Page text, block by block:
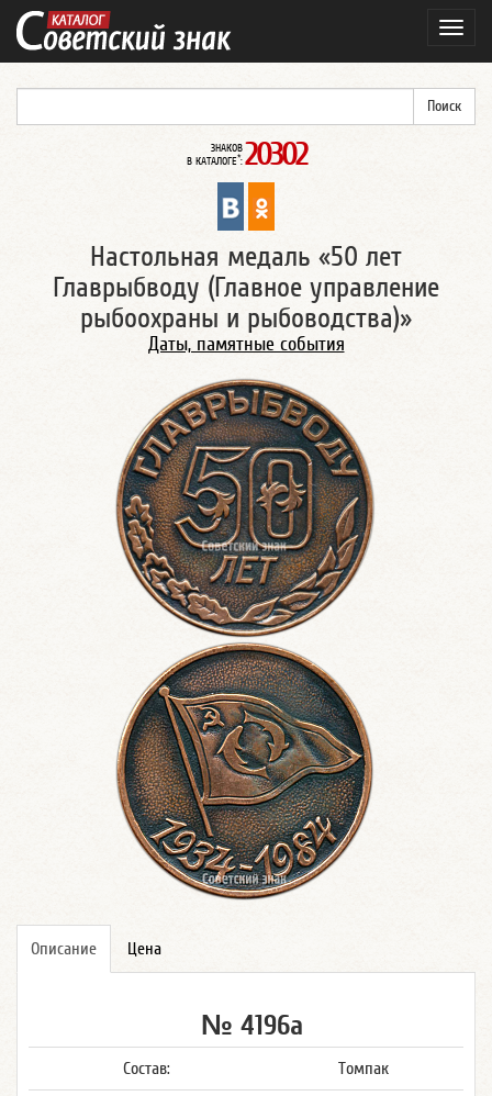
ЗНАКОВ
В КАТАЛОГЕ*: 20302
Настольная медаль «50 лет
Главрыбводу (Главное управление
рыбоохраны и рыбоводства)»
Даты, памятные события
Описание Цена
№ 4196а
Состав: Томпак